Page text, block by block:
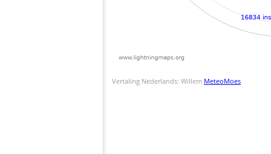
Vertaling Nederlands: Willem MeteoMoes